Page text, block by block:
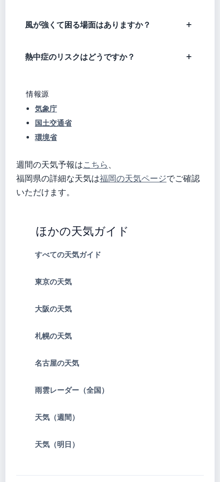
風が強くて困る場面はありますか？
熱中症のリスクはどうですか？
情報源
気象庁
国土交通省
環境省
週間の天気予報はこちら、
福岡県の詳細な天気は福岡の天気ページでご確認
いただけます。
ほかの天気ガイド
すべての天気ガイド
東京の天気
大阪の天気
札幌の天気
名古屋の天気
雨雲レーダー（全国）
天気（週間）
天気（明日）